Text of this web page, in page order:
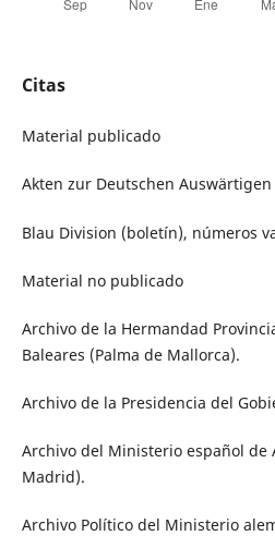
Citas
Material publicado
Akten zur Deutschen Auswärtigen
Blau Division (boletín), números
Material no publicado
Archivo de la Hermandad
Baleares (Palma de Mallorca).
Archivo de la Presidencia del
Archivo del Ministerio español de
Madrid).
Archivo Político del Ministerio